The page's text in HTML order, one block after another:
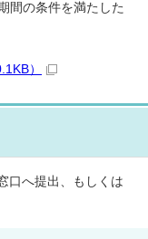
間の条件を満たした
）
口へ提出、もしくは